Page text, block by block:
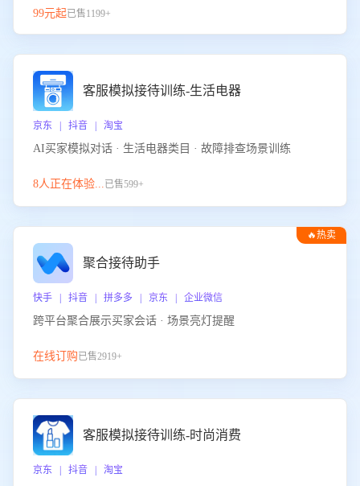
服能力。
99元起已售1199+
客服模拟接待训练-生活电器
京东 | 抖音 | 淘宝
AI买家模拟对话 · 生活电器类目 · 故障排查场景训练
8人正在体验...已售599+
🔥热卖
聚合接待助手
快手 | 抖音 | 拼多多 | 京东 | 企业微信
跨平台聚合展示买家会话 · 场景亮灯提醒
在线订购已售2919+
客服模拟接待训练-时尚消费
京东 | 抖音 | 淘宝